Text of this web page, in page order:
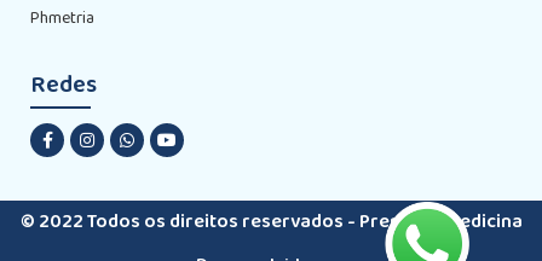
Phmetria
Redes
© 2022 Todos os direitos reservados - Premiere Medicina